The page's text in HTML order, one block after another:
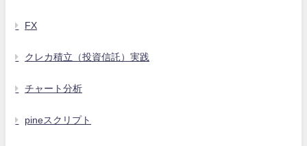
FX
クレカ積立（投資信託）実践
チャート分析
pineスクリプト